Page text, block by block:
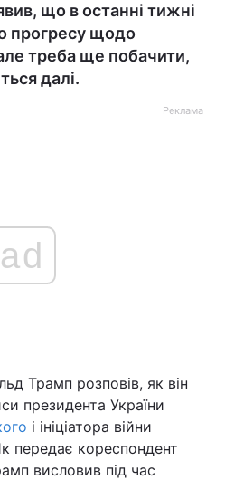
що в останні тижні
прогресу щодо
треба ще побачити,
далі.
Реклама
ad
Трамп розповів, як він
президента України
і ініціатора війни
передає кореспондент
висловив під час